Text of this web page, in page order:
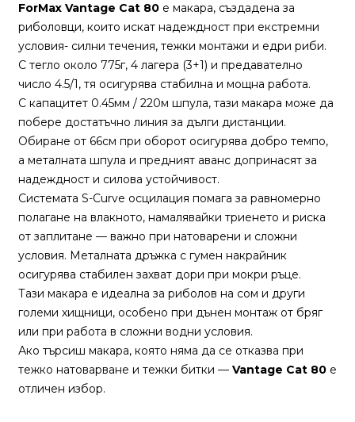
примамки
Монтажи
и
поводи
Плувки
Комплекти
за
риболов
ForMax Vantage Cat 80 е макара, създадена за
риболовци, които искат надеждност при екстремни
условия- силни течения, тежки монтажи и едри риби.
С тегло около 775г, 4 лагера (3+1) и предавателно
число 4.5/1, тя осигурява стабилна и мощна работа.
С капацитет 0.45мм / 220м шпула, тази макара може да
побере достатъчно линия за дълги дистанции.
Обиране от 66см при оборот осигурява добро темпо,
а металната шпула и предният аванс допринасят за
надеждност и силова устойчивост.
Системата S-Curve осцилация помага за равномерно
полагане на влакното, намалявайки триенето и риска
от заплитане — важно при натоварени и сложни
условия. Металната дръжка с гумен накрайник
осигурява стабилен захват дори при мокри ръце.
Тази макара е идеална за риболов на сом и други
големи хищници, особено при дънен монтаж от бряг
или при работа в сложни водни условия.
Ако търсиш макара, която няма да се отказва при
тежко натоварване и тежки битки — Vantage Cat 80 е
отличен избор.